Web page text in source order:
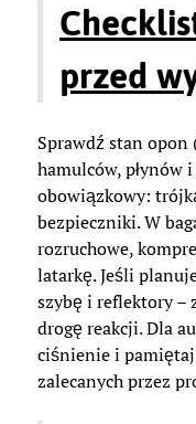
przed
Sprawdź stan
hamulców, płynów
obowiązkowy:
bezpieczniki. W
rozruchowe,
latarkę. Jeśli
szybę i reflektory –
drogę reakcji. Dla
ciśnienie i
zalecanych przez